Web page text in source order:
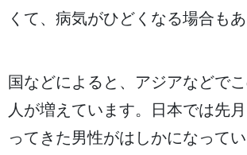
くて、 病気がひどくなる場合も
国などによると、アジアなどで
人 が増えています。 日本では先月
ってきた男性がはしかになって